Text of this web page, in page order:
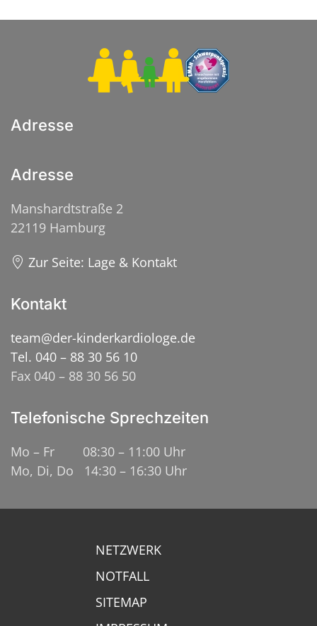
Adresse
Adresse
Manshardtstraße 2
22119 Hamburg
Zur Seite: Lage & Kontakt
Kontakt
team@der-kinderkardiologe.de
Tel. 040 – 88 30 56 10
Fax 040 – 88 30 56 50
Telefonische Sprechzeiten
Mo – Fr 08:30 – 11:00 Uhr
Mo, Di, Do 14:30 – 16:30 Uhr
NETZWERK
NOTFALL
SITEMAP